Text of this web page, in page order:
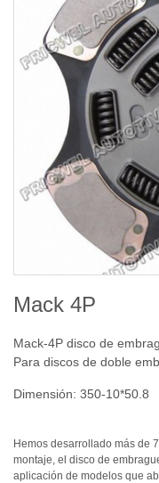
Mack 4P
Mack-4P disco de
Para discos de doble
Dimensión: 350-10*50.8
Hemos desarrollado más de
montaje, el disco de
aplicación de modelos que